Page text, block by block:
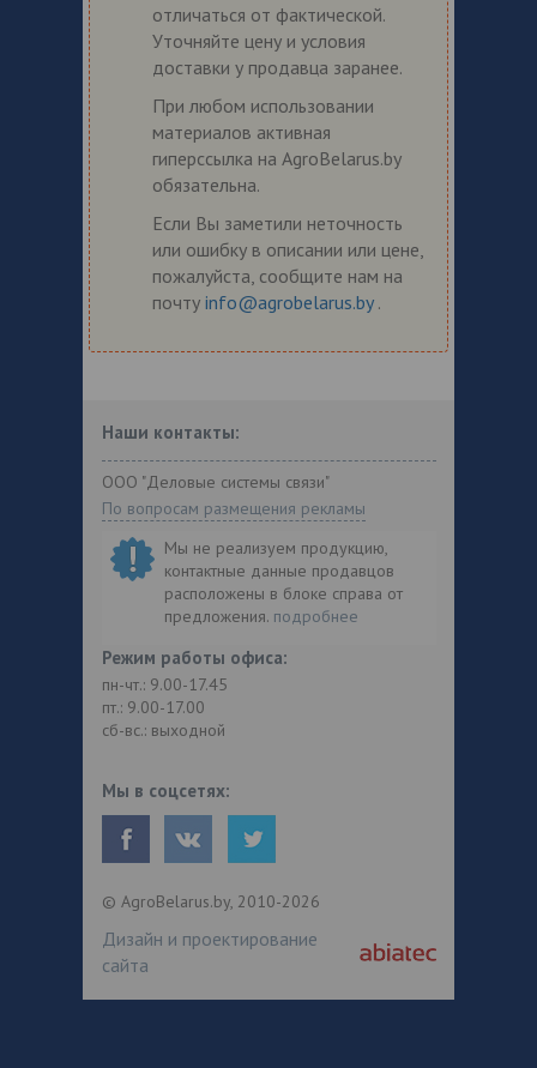
отличаться от фактической.
Уточняйте цену и условия
доставки у продавца заранее.
При любом использовании
материалов активная
гиперссылка на AgroBelarus.by
обязательна.
Если Вы заметили неточность
или ошибку в описании или цене,
пожалуйста, сообщите нам на
почту info@agrobelarus.by .
Наши контакты:
ООО "Деловые системы связи"
По вопросам размещения рекламы
Мы не реализуем продукцию,
контактные данные продавцов
расположены в блоке справа от
предложения. подробнее
Режим работы офиса:
пн-чт.: 9.00-17.45
пт.: 9.00-17.00
сб-вс.: выходной
Мы в соцсетях:
© AgroBelarus.by, 2010-2026
Дизайн и проектирование
сайта